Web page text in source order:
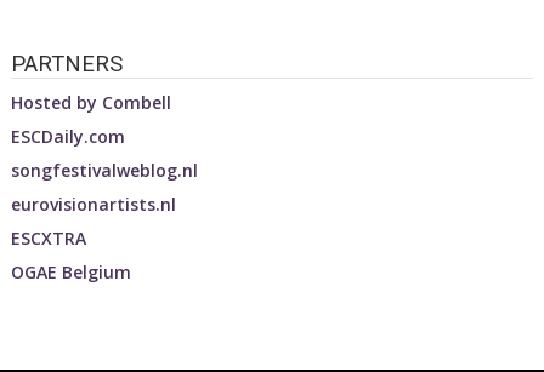
PARTNERS
Hosted by Combell
ESCDaily.com
songfestivalweblog.nl
eurovisionartists.nl
ESCXTRA
OGAE Belgium